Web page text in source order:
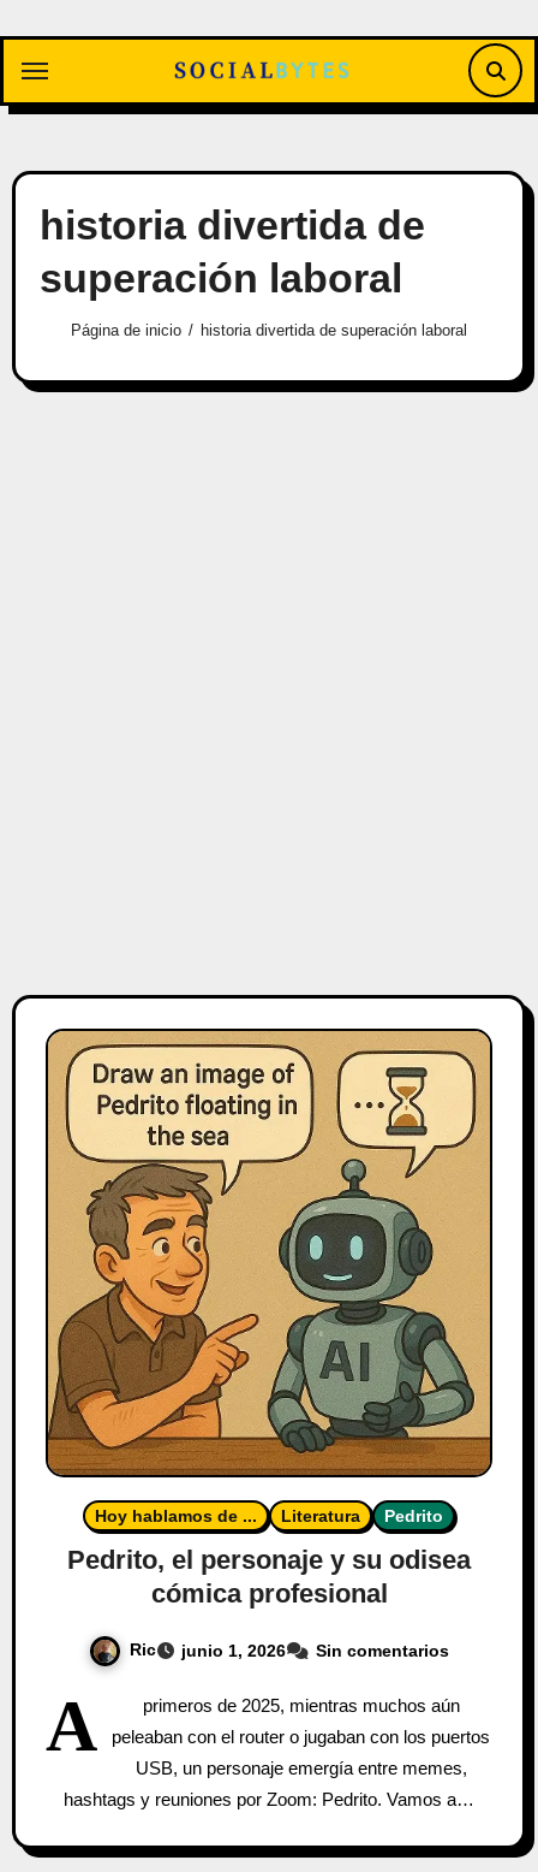
contenido
historia divertida de
superación laboral
Página de inicio historia divertida de superación laboral
Hoy hablamos de ... Literatura Pedrito
Pedrito, el personaje y su odisea
cómica profesional
Ric junio 1, 2026 Sin comentarios
A
primeros de 2025, mientras muchos aún
peleaban con el router o jugaban con los puertos
USB, un personaje emergía entre memes,
hashtags y reuniones por Zoom: Pedrito. Vamos a…